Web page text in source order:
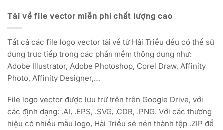
Tải về file vector miễn phí chất lượng cao
Tất cả các file logo vector tải về từ Hải Triều đều có thể sử
dụng trực tiếp trong các phần mềm thông dụng như:
Adobe Illustrator, Adobe Photoshop, Corel Draw, Affinity
Photo, Affinity Designer,…
File logo vector được lưu trữ trên trên Google Drive, với
các định dạng: .AI, .EPS, .SVG, .CDR, .PNG. Với các thương
hiệu có nhiều mẫu logo, Hải Triều sẽ nén thành tệp .ZIP để